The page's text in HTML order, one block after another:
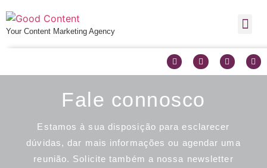
Your Content Marketing Agency
Fale connosco
Estamos à sua disposição para esclarecer
dúvidas, dar mais informações ou agendar uma
reunião. Solicite também a nossa newsletter